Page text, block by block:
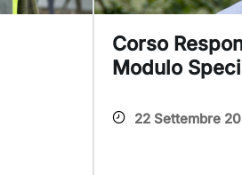
Corso
Modulo
22 Settembre